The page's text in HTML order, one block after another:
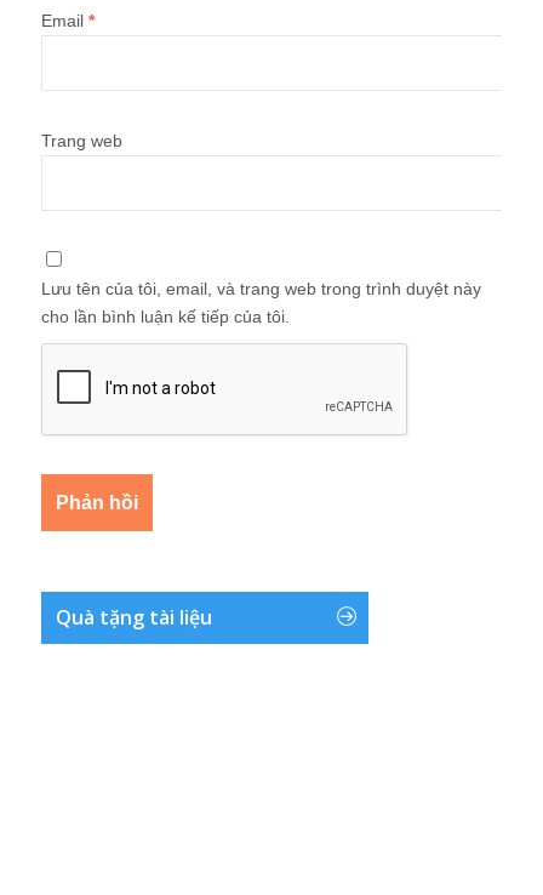
Email *
Trang web
Lưu tên của tôi, email, và trang web trong trình duyệt này
cho lần bình luận kế tiếp của tôi.
Quà tặng tài liệu